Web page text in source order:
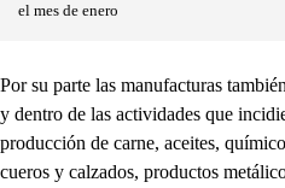
el mes de enero
Por su parte las manufacturas
y dentro de las actividades que
producción de carne, aceites,
cueros y calzados, productos